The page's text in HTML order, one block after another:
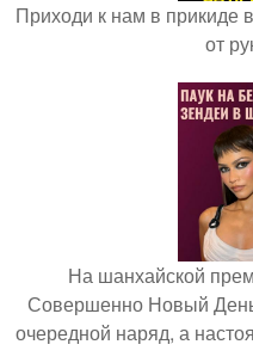
Приходи к нам в прикиде
от
На шанхайской
Совершенно Новый
очередной наряд, а